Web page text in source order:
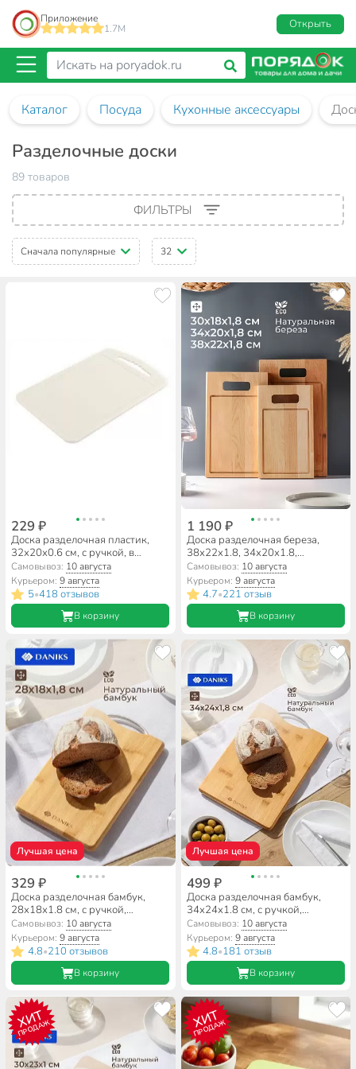
Приложение
1.7M
Открыть
Каталог Посуда Кухонные аксессуары
Разделочные доски
89 товаров
ФИЛЬТРЫ
Сначала популярные 32
229 ₽
Доска разделочная пластик,
32х20х0.6 см, с ручкой, в
ассортименте, прямоугольная,
Martika, С53МОЛ/МОКК/СГОЛ
Самовывоз: 10 августа
Курьером:9 августа
5•418 отзывов
В корзину
1 190 ₽
Доска разделочная береза,
38х22х1.8, 34х20х1.8,
30х18х1.8 см, 1.8 см, 3 шт, с
ручкой, с кровостоком,
прямоугольная, Alber, 80053
Самовывоз: 10 августа
Курьером: 9 августа
4.7•221 отзыв
В корзину
Лучшая цена
329 ₽
Доска разделочная бамбук,
28х18х1.8 см, с ручкой,
прямоугольная, Daniks, H-
1080S
Самовывоз: 10 августа
Курьером:9 августа
4.8•210 отзывов
В корзину
Лучшая цена
499 ₽
Доска разделочная бамбук,
34х24х1.8 см, с ручкой,
прямоугольная, Daniks, H-
1080M
Самовывоз: 10 августа
Курьером: 9 августа
4.8•181 отзыв
В корзину
ХИТ
ПРОДАЖ ХИТ
ПРОДАЖ